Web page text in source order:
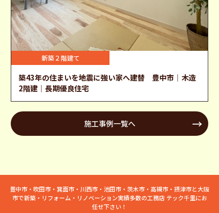
新築２階建て
築43年の住まいを地震に強い家へ建替 豊中市｜木造
2階建｜長期優良住宅
施工事例一覧へ
豊中市・吹田市・箕面市・川西市・池田市・茨木市・高槻市・摂津市と大阪
市で新築・リフォーム・リノベーション実績多数の工務店 テック千里にお
任せ下さい！